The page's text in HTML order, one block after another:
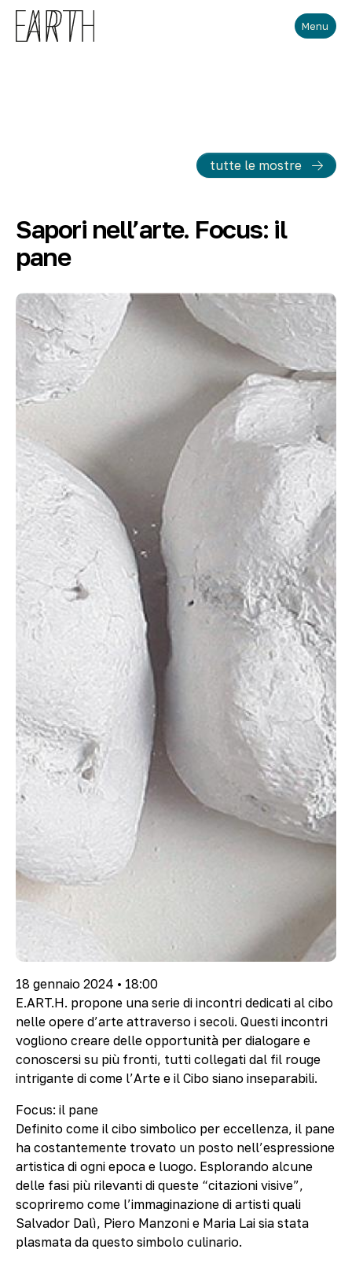
Skip to main content
Menu
Sapori nell’arte. Focus: il
pane
tutte le mostre
18 gennaio 2024 • 18:00
E.ART.H. propone una serie di incontri dedicati al cibo
nelle opere d’arte attraverso i secoli. Questi incontri
vogliono creare delle opportunità per dialogare e
conoscersi su più fronti, tutti collegati dal fil rouge
intrigante di come l’Arte e il Cibo siano inseparabili.
Focus: il pane
Definito come il cibo simbolico per eccellenza, il pane
ha costantemente trovato un posto nell’espressione
artistica di ogni epoca e luogo. Esplorando alcune
delle fasi più rilevanti di queste “citazioni visive”,
scopriremo come l’immaginazione di artisti quali
Salvador Dalì, Piero Manzoni e Maria Lai sia stata
plasmata da questo simbolo culinario.